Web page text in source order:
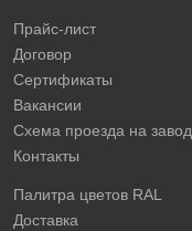
Прайс-лист
Договор
Сертификаты
Вакансии
Схема проезда на завод
Контакты
Палитра цветов RAL
Доставка